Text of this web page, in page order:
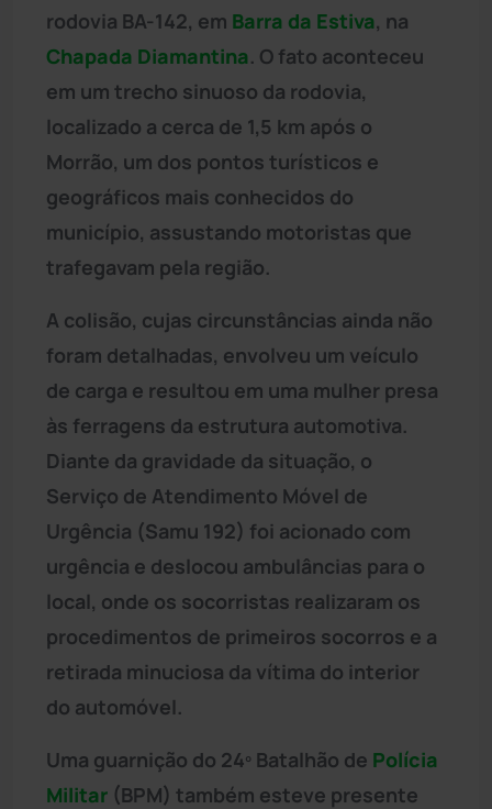
rodovia BA-142, em Barra da Estiva, na
Chapada Diamantina. O fato aconteceu
em um trecho sinuoso da rodovia,
localizado a cerca de 1,5 km após o
Morrão, um dos pontos turísticos e
geográficos mais conhecidos do
município, assustando motoristas que
trafegavam pela região.
A colisão, cujas circunstâncias ainda não
foram detalhadas, envolveu um veículo
de carga e resultou em uma mulher presa
às ferragens da estrutura automotiva.
Diante da gravidade da situação, o
Serviço de Atendimento Móvel de
Urgência (Samu 192) foi acionado com
urgência e deslocou ambulâncias para o
local, onde os socorristas realizaram os
procedimentos de primeiros socorros e a
retirada minuciosa da vítima do interior
do automóvel.
Uma guarnição do 24º Batalhão de Polícia
Militar (BPM) também esteve presente